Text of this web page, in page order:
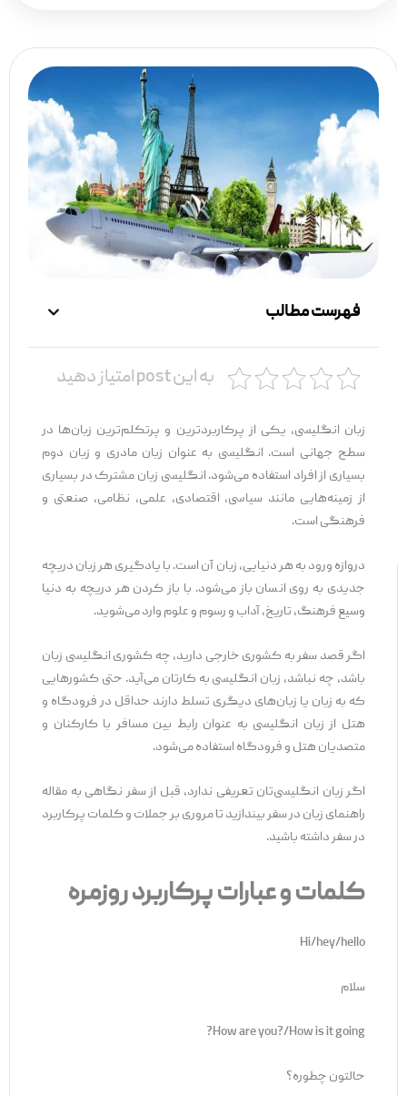
فهرست مطالب
به این post امتیاز دهید
زبان انگلیسی، یکی از پرکاربردترین و پرتکلم‌ترین زبان‌ها در
سطح جهانی است. انگلیسی به عنوان زبان مادری و زبان دوم
بسیاری از افراد استفاده می‌شود. انگلیسی زبان مشترک در بسیاری
از زمینه‌هایی مانند سیاسی، اقتصادی، علمی، نظامی، صنعتی و
فرهنگی است.
دروازه ورود به هر دنیایی، زبان آن است. با یادگیری هر زبان دریچه
جدیدی به روی انسان باز می‌شود. با باز کردن هر دریچه به دنیا
وسیع فرهنگ، تاریخ، آداب و رسوم و علوم وارد می‌شوید.
اگر قصد سفر به کشوری خارجی دارید، چه کشوری انگلیسی زبان
باشد، چه نباشد، زبان انگلیسی به کارتان می‌آید. حتی کشورهایی
که به زبان یا زبان‌های دیگری تسلط دارند حداقل در فرودگاه و
هتل از زبان انگلیسی به عنوان رابط بین مسافر با کارکنان و
متصدیان هتل و فرودگاه استفاده می‌شود.
اگر زبان انگلیسی‌تان تعریفی ندارد، قبل از سفر نگاهی به مقاله
راهنمای زبان در سفر بیندازید تا مروری بر جملات و کلمات پرکاربرد
در سفر داشته باشید.
کلمات و عبارات پرکاربرد روزمره
Hi/hey/hello
سلام
How are you?/How is it going?
حالتون چطوره؟